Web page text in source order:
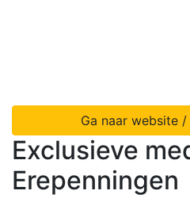
Ga naar website
Exclusieve
Erepenningen